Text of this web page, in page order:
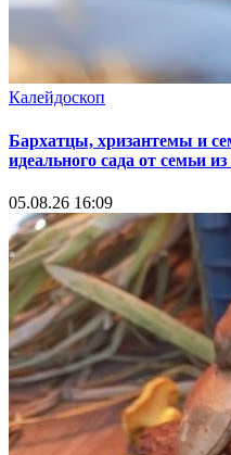
Калейдоскоп
Бархатцы, хризантемы и
идеального сада от семьи
05.08.26 16:09